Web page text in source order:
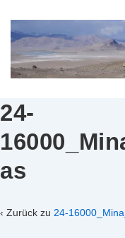
Zum
Inhalt
24-
as
‹ Zurück zu 24-